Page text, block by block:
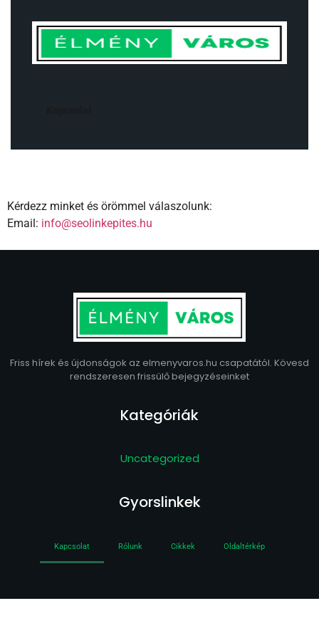
Kérdezz minket és örömmel válaszolunk:
Email: info@seolinkepites.hu
Friss hírek és újdonságok az elmenyvaros.hu csapatától. Kövesd
rendszeresen frissülő bejegyzéseinket
Kategóriák
Uncategorized
Gyorslinkek
Kapcsolat Rólunk Cikkek Oldaltérkép